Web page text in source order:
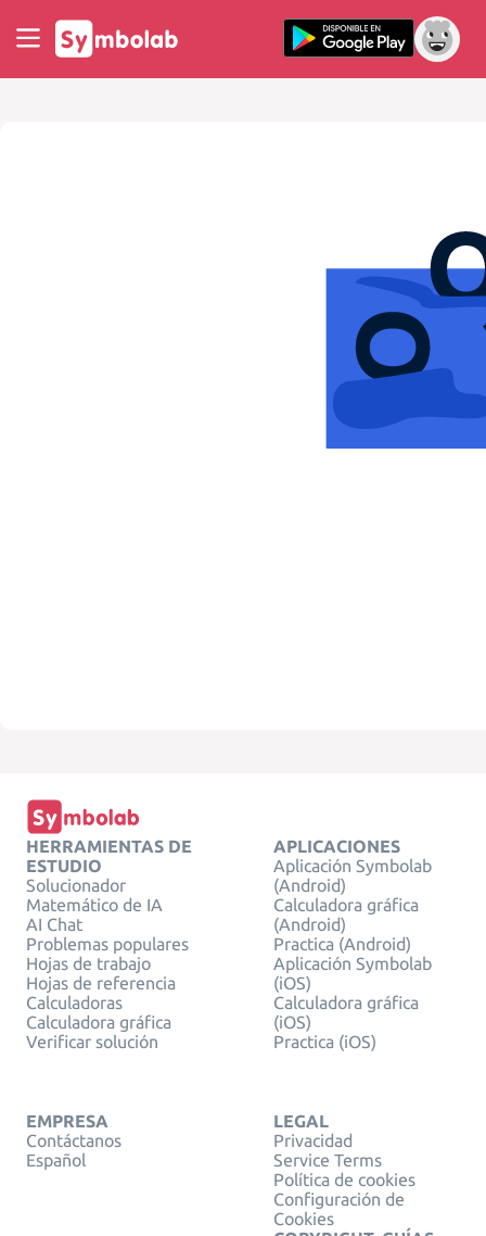
HERRAMIENTAS DE
ESTUDIO
Solucionador
Matemático de IA
AI Chat
Problemas populares
Hojas de trabajo
Hojas de referencia
Calculadoras
Calculadora gráfica
Verificar solución
APLICACIONES
Aplicación Symbolab
(Android)
Calculadora gráfica
(Android)
Practica (Android)
Aplicación Symbolab
(iOS)
Calculadora gráfica
(iOS)
Practica (iOS)
EMPRESA
Contáctanos
Español
LEGAL
Privacidad
Service Terms
Política de cookies
Configuración de
Cookies